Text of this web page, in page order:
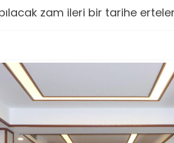
zam ileri bir tarihe